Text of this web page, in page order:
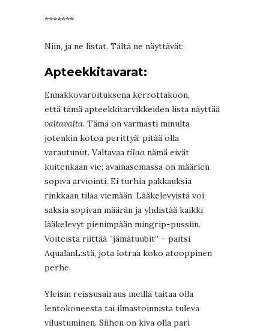
*******
Niin, ja ne listat. Tältä ne näyttävät:
Apteekkitavarat:
Ennakkovaroituksena kerrottakoon,
että tämä apteekkitarvikkeiden lista näyttää
valtavalta. Tämä on varmasti minulta
jotenkin kotoa perittyä: pitää olla
varautunut. Valtavaa tilaa nämä eivät
kuitenkaan vie; avainasemassa on määrien
sopiva arviointi. Ei turhia pakkauksia
rinkkaan tilaa viemään. Lääkelevyistä voi
saksia sopivan määrän ja yhdistää kaikki
lääkelevyt pienimpään mingrip-pussiin.
Voiteista riittää ”jämätuubit” – paitsi
AqualanL:stä, jota lotraa koko atooppinen
perhe.
Yleisin reissusairaus meillä taitaa olla
lentokoneesta tai ilmastoinnista tuleva
vilustuminen. Siihen on kiva olla pari